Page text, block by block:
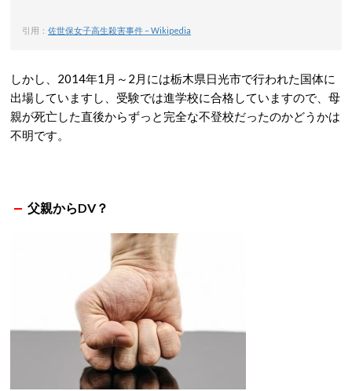
引用： 佐世保女子高生殺害事件 – Wikipedia
しかし、2014年1月～2月には栃木県日光市で行われた国体に
出場していますし、受験では進学校に合格していますので、母
親が死亡した直後からずっと完全な不登校だったのかどうかは
不明です。
父親からDV？